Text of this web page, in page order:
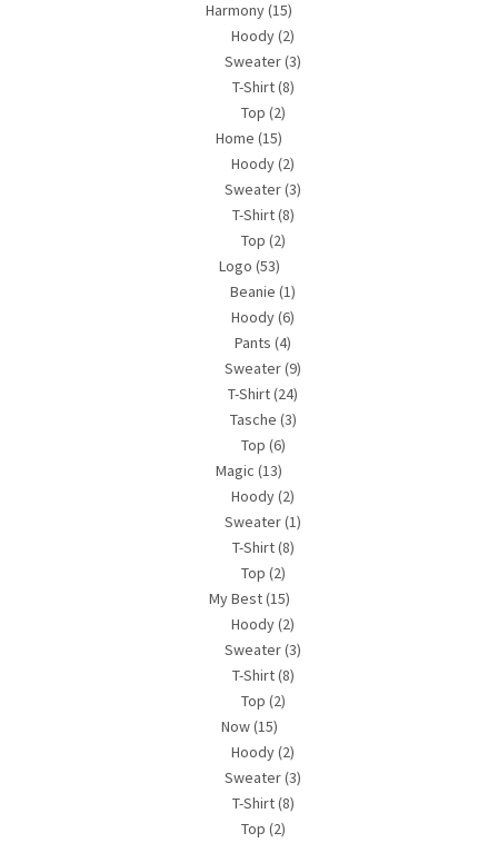
Harmony(15)
Hoody(2)
Sweater(3)
T-Shirt(8)
Top (2)
Home (15)
Hoody(2)
Sweater(3)
T-Shirt(8)
Top (2)
Logo (53)
Beanie (1)
Hoody(6)
Pants (4)
Sweater(9)
T-Shirt(24)
Tasche (3)
Top (6)
Magic (13)
Hoody(2)
Sweater(1)
T-Shirt(8)
Top (2)
My Best(15)
Hoody(2)
Sweater(3)
T-Shirt(8)
Top (2)
Now(15)
Hoody(2)
Sweater(3)
T-Shirt(8)
Top (2)